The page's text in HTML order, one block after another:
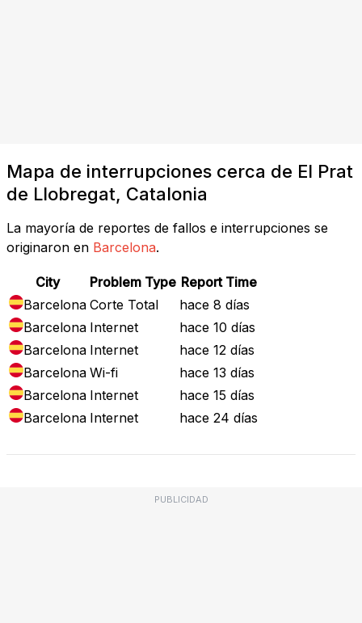
Mapa de interrupciones cerca de El Prat
de Llobregat, Catalonia
La mayoría de reportes de fallos e interrupciones se
originaron en Barcelona.
City Problem Type Report Time
Barcelona Corte Total
hace 8 días
Barcelona Internet
hace 10 días
Barcelona Internet
hace 12 días
Barcelona Wi-fi
hace 13 días
Barcelona Internet
hace 15 días
Barcelona Internet hace 24 días
PUBLICIDAD